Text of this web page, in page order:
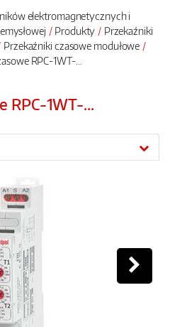
elektromagnetycznych i
Produkty
Przekaźniki
Przekaźniki czasowe modułowe
RPC-1WT-...
RPC-1WT-...